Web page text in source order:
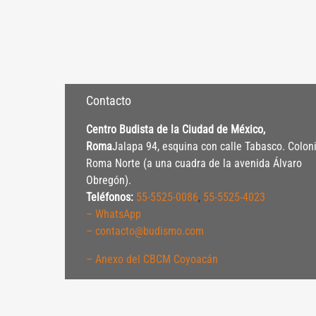
Contacto
Centro Budista de la Ciudad de México,
RomaJalapa 94, esquina con calle Tabasco.
Roma Norte (a una cuadra de la avenida Álvaro
Obregón).
Teléfonos: 55-5525-0086, 55-5525-4023
– WhatsApp
– contacto@budismo.com
– Anexo del CBCM Coyoacán